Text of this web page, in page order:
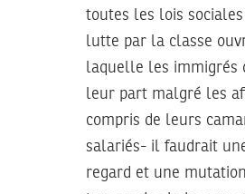
toutes les lois
lutte par la classe
laquelle les immigrés
leur part malgré les
compris de leurs
salariés- il faudrait
regard et une